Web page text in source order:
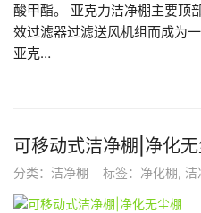
酸甲酯。 亚克力洁净棚主要顶
效过滤器过滤送风机组而成为
亚克…
可移动式洁净棚|净化无
分类： 洁净棚 标签： 净化棚, 洁